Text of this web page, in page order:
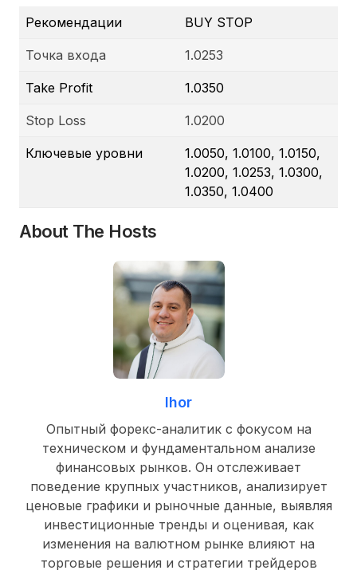
Рекомендации BUY STOP
Точка входа 1.0253
Take Profit 1.0350
Stop Loss 1.0200
Ключевые уровни
1.0050, 1.0100, 1.0150,
1.0200, 1.0253, 1.0300,
1.0350, 1.0400
About The Hosts
Ihor
Опытный форекс-аналитик с фокусом на
техническом и фундаментальном анализе
финансовых рынков. Он отслеживает
поведение крупных участников, анализирует
ценовые графики и рыночные данные, выявляя
инвестиционные тренды и оценивая, как
изменения на валютном рынке влияют на
торговые решения и стратегии трейдеров